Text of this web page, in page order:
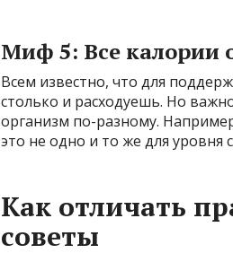
Миф 5: Все калории
Всем известно, что для
столько и расходуешь. Но
организм по-разному.
это не одно и то же для уровня
Как отличать
советы